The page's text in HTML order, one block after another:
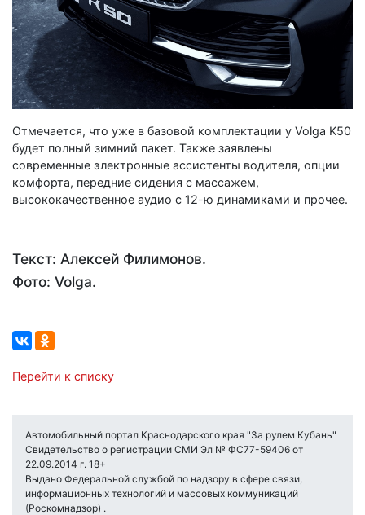
Отмечается, что уже в базовой комплектации у Volga K50
будет полный зимний пакет. Также заявлены
современные электронные ассистенты водителя, опции
комфорта, передние сидения с массажем,
высококачественное аудио с 12-ю динамиками и прочее.
Текст: Алексей Филимонов.
Фото: Volga.
Перейти к списку
Автомобильный портал Краснодарского края "За рулем Кубань"
Свидетельство о регистрации СМИ Эл № ФС77-59406 от
22.09.2014 г. 18+
Выдано Федеральной службой по надзору в сфере связи,
информационных технологий и массовых коммуникаций
(Роскомнадзор) .